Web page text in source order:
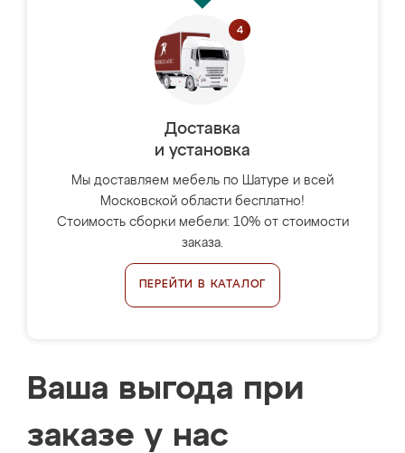
Доставка
и установка
Мы доставляем мебель по Шатуре и всей
Московской области бесплатно!
Стоимость сборки мебели: 10% от стоимости
заказа.
ПЕРЕЙТИ В КАТАЛОГ
Ваша выгода при
заказе у нас